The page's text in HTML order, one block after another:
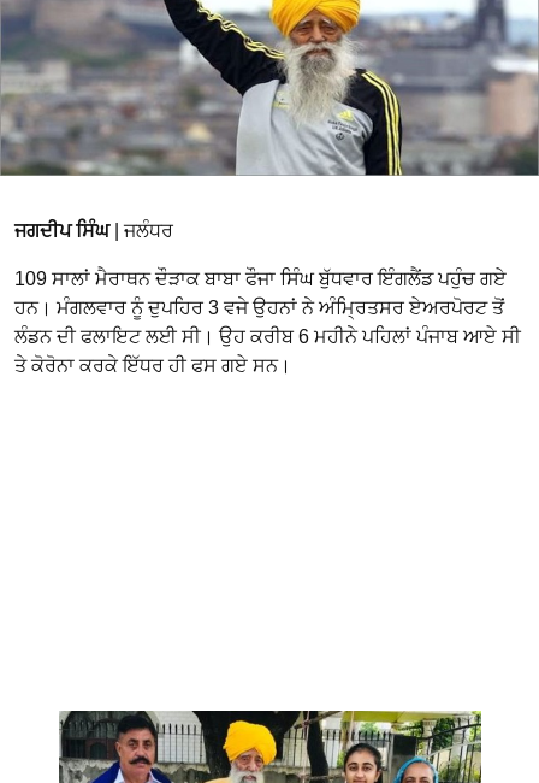
ਜਗਦੀਪ ਸਿੰਘ| ਜਲੰਧਰ
109 ਸਾਲਾਂ ਮੈਰਾਥਨ ਦੌੜਾਕ ਬਾਬਾ ਫੌਜਾ ਸਿੰਘ ਬੁੱਧਵਾਰ ਇੰਗਲੈਂਡ ਪਹੁੰਚ ਗਏ
ਹਨ। ਮੰਗਲਵਾਰ ਨੂੰ ਦੁਪਹਿਰ 3 ਵਜੇ ਉਹਨਾਂ ਨੇ ਅੰਮ੍ਰਿਤਸਰ ਏਅਰਪੋਰਟ ਤੋਂ
ਲੰਡਨ ਦੀ ਫਲਾਇਟ ਲਈ ਸੀ। ਉਹ ਕਰੀਬ 6 ਮਹੀਨੇ ਪਹਿਲਾਂ ਪੰਜਾਬ ਆਏ ਸੀ
ਤੇ ਕੋਰੋਨਾ ਕਰਕੇ ਇੱਧਰ ਹੀ ਫਸ ਗਏ ਸਨ।